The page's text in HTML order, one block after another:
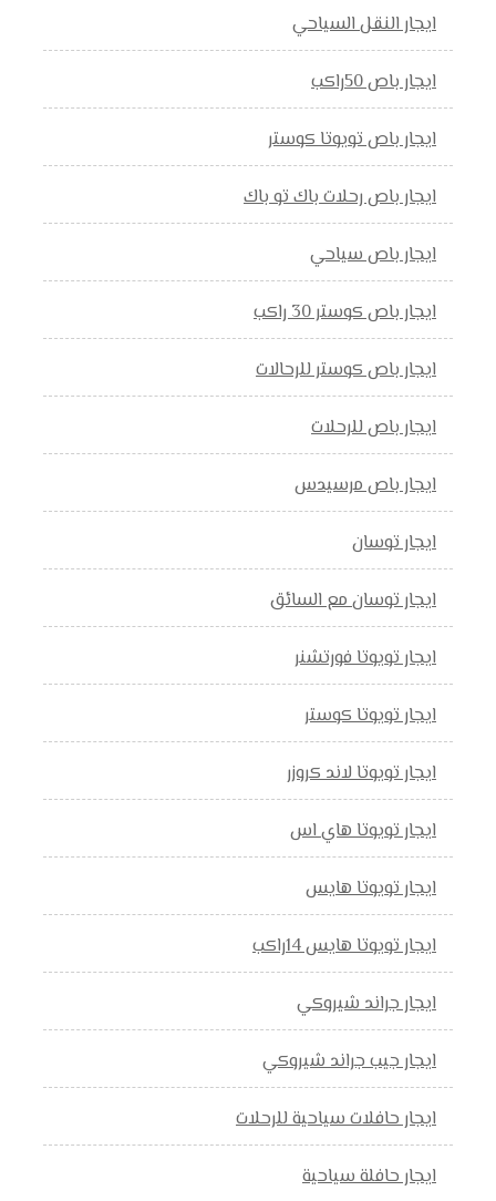
ايجار النقل السياحي
ايجار باص 50راكب
ايجار باص تويوتا كوستر
ايجار باص رحلات باك تو باك
ايجار باص سياحي
ايجار باص كوستر 30 راكب
ايجار باص كوستر للرحالات
ايجار باص للرحلات
ايجار باص مرسيدس
ايجار توسان
ايجار توسان مع السائق
ايجار تويوتا فورتشنر
ايجار تويوتا كوستر
ايجار تويوتا لاند كروزر
ايجار تويوتا هاي اس
ايجار تويوتا هايس
ايجار تويوتا هايس 14راكب
ايجار جراند شيروكي
ايجار جيب جراند شيروكي
ايجار حافلات سياحية للرحلات
ايجار حافلة سياحية